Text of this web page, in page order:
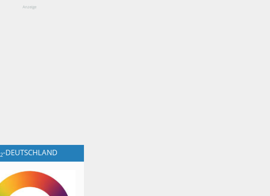
Anzeige
2-DEUTSCHLAND